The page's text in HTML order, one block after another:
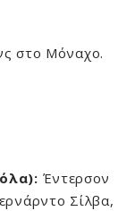
στο Μόναχο.
Έντερσον
Σίλβα,